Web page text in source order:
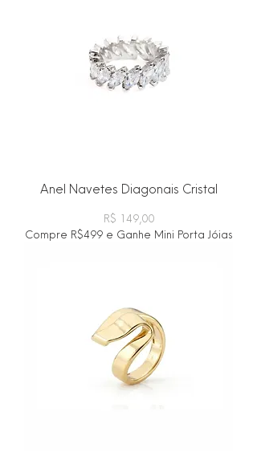
Anel Navetes Diagonais Cristal
Preço
R$ 149,00
Compre R$499 e Ganhe Mini Porta Jóias